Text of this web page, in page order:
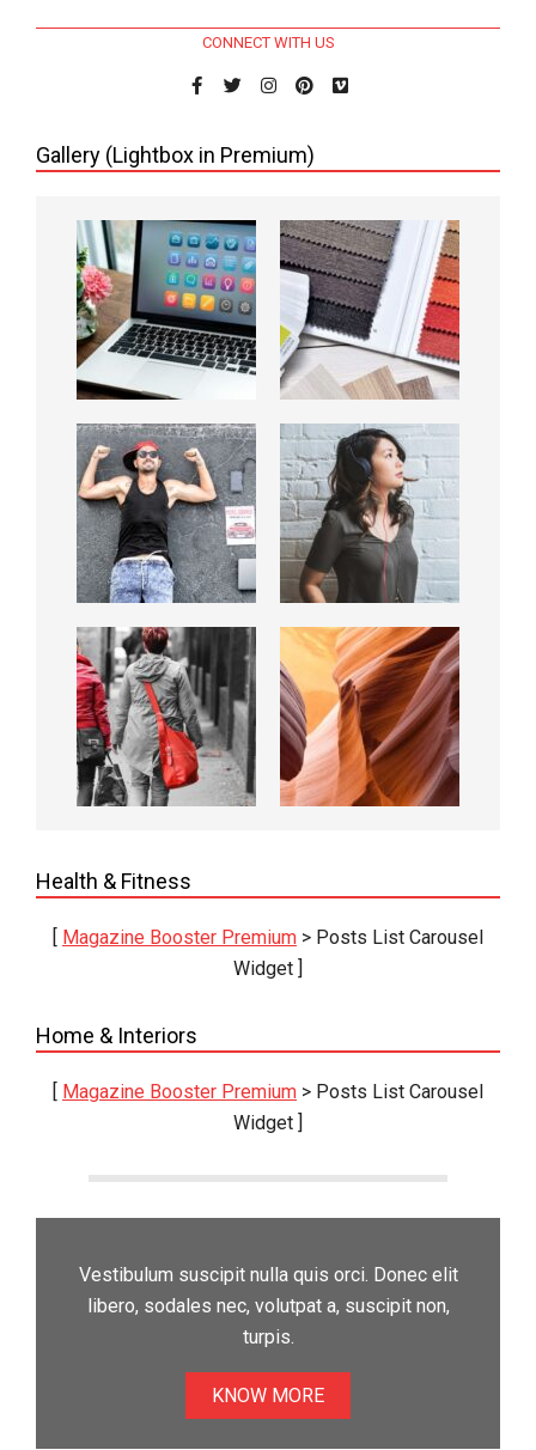
CONNECT WITH US
Gallery (Lightbox in Premium)
Health & Fitness
[ Magazine Booster Premium > Posts List Carousel
Widget ]
Home & Interiors
[ Magazine Booster Premium > Posts List Carousel
Widget ]
Vestibulum suscipit nulla quis orci. Donec elit
libero, sodales nec, volutpat a, suscipit non,
turpis.
KNOW MORE